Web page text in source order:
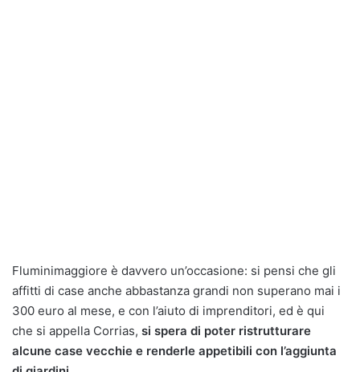
Fluminimaggiore è davvero un’occasione: si pensi che gli
affitti di case anche abbastanza grandi non superano mai i
300 euro al mese, e con l’aiuto di imprenditori, ed è qui
che si appella Corrias, si spera di poter ristrutturare
alcune case vecchie e renderle appetibili con l’aggiunta